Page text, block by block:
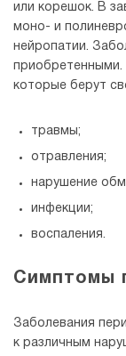
или корешок. В
моно- и
нейропатии.
приобретенными.
которые берут
травмы;
отравления;
нарушение
инфекции;
воспаления.
Симптомы
Заболевания
к различным